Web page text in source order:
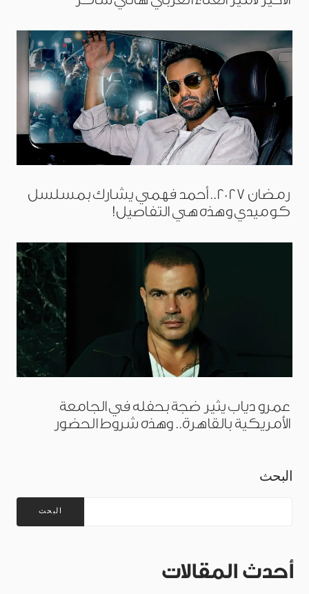
رمضان 2027.. أحمد فهمي يشارك بمسلسل
كوميدي وهذه هي التفاصيل!
عمرو دياب يثير ضجة بحفله في الجامعة
الأمريكية بالقاهرة.. وهذه شروط الحضور
البحث
البحث
أحدث المقالات